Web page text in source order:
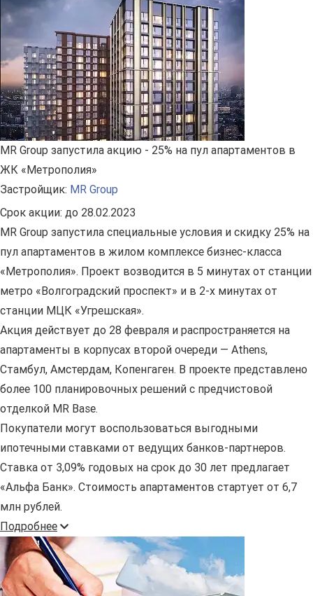
MR Group запустила акцию - 25% на пул апартаментов в
ЖК «Метрополия»
Застройщик: MR Group
Срок акции: до 28.02.2023
MR Group запустила специальные условия и скидку 25% на
пул апартаментов в жилом комплексе бизнес-класса
«Метрополия». Проект возводится в 5 минутах от станции
метро «Волгоградский проспект» и в 2-х минутах от
станции МЦК «Угрешская».
Акция действует до 28 февраля и распространяется на
апартаменты в корпусах второй очереди — Athens,
Стамбул, Амстердам, Копенгаген. В проекте представлено
более 100 планировочных решений с предчистовой
отделкой MR Base.
Покупатели могут воспользоваться выгодными
ипотечными ставками от ведущих банков-партнеров.
Ставка от 3,09% годовых на срок до 30 лет предлагает
«Альфа Банк». Стоимость апартаментов стартует от 6,7
млн рублей.
Подробнее